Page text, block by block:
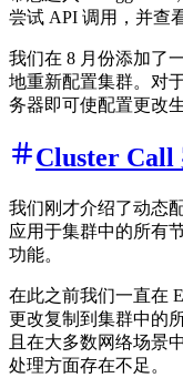
尝试 API 调用，并查
我们在 8 月份添加了
地重新配置集群。对
务器即可使配置更改生
Cluster Call
我们刚才介绍了动态
应用于集群中的所有
功能。
在此之前我们一直在
更改复制到集群中的
且在大多数网络场景
处理方面存在不足。